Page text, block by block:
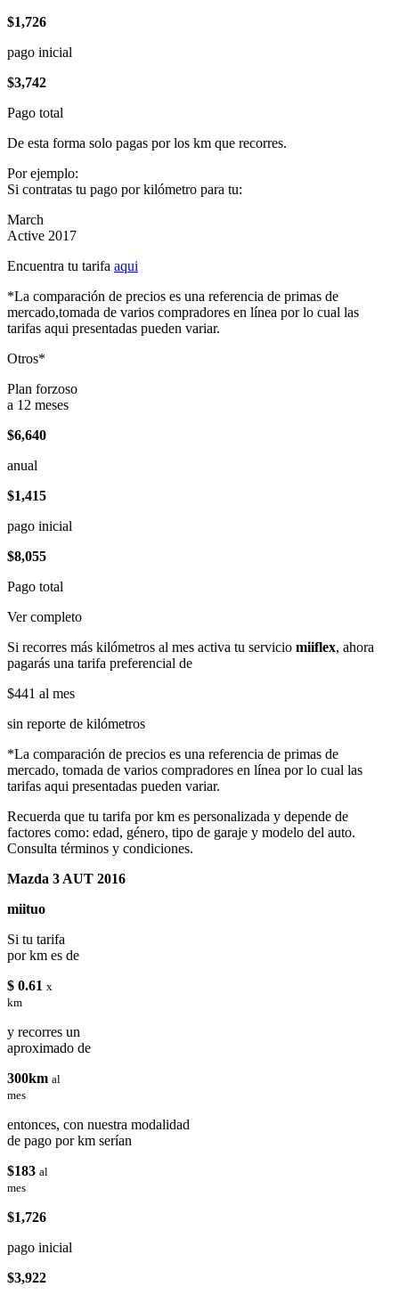
$1,726
pago inicial
$3,742
Pago total
De esta forma solo pagas por los km que recorres.
Por ejemplo:
Si contratas tu pago por kilómetro para tu:
March
Active 2017
Encuentra tu tarifa aqui
*La comparación de precios es una referencia de primas de
mercado,tomada de varios compradores en línea por lo cual las
tarifas aqui presentadas pueden variar.
Otros*
Plan forzoso
a 12 meses
$6,640
anual
$1,415
pago inicial
$8,055
Pago total
Ver completo
Si recorres más kilómetros al mes activa tu servicio miiflex, ahora
pagarás una tarifa preferencial de
$441 al mes
sin reporte de kilómetros
*La comparación de precios es una referencia de primas de
mercado, tomada de varios compradores en línea por lo cual las
tarifas aqui presentadas pueden variar.
Recuerda que tu tarifa por km es personalizada y depende de
factores como: edad, género, tipo de garaje y modelo del auto.
Consulta términos y condiciones.
Mazda 3 AUT 2016
miituo
Si tu tarifa
por km es de
$ 0.61 x
km
y recorres un
aproximado de
300km al
mes
entonces, con nuestra modalidad
de pago por km serían
$183 al
mes
$1,726
pago inicial
$3,922